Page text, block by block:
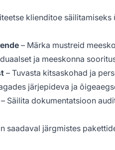
klienditoe
– Märka mustreid
ja meeskonna
– Tuvasta kitsaskohad ja
järjepideva ja
– Säilita dokumentatsioon
saadaval järgmistes